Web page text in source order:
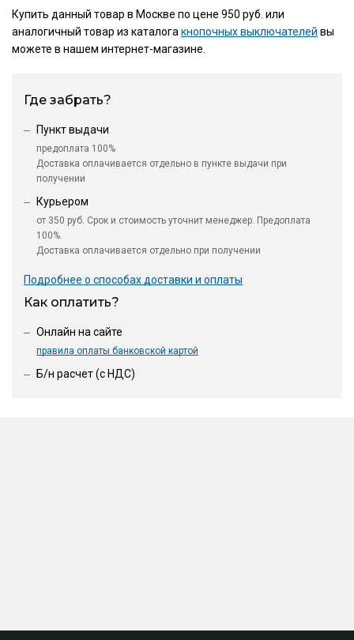
Купить данный товар в Москве по цене 950 руб. или
аналогичный товар из каталогакнопочных выключателей вы
можете в нашем интернет-магазине.
Где забрать?
Пункт выдачи
предоплата 100%
Доставка оплачивается отдельно в пункте выдачи при
получении
Курьером
от 350 руб. Срок и стоимость уточнит менеджер. Предоплата
100%
Доставка оплачивается отдельно при получении
Подробнее о способах доставки и оплаты
Как оплатить?
Онлайн на сайте
правила оплаты банковской картой
Б/н расчет (c НДС)